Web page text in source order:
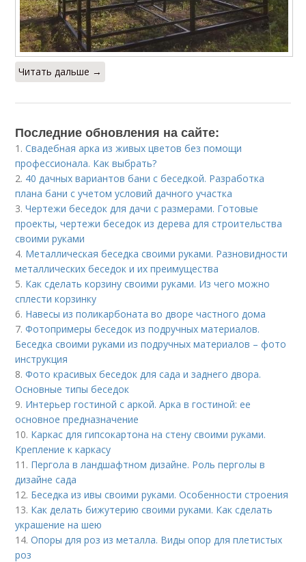
Читать дальше →
Последние обновления на сайте:
1.Свадебная арка из живых цветов без помощи
профессионала. Как выбрать?
2. 40 дачных вариантов бани с беседкой. Разработка
плана бани с учетом условий дачного участка
3.Чертежи беседок для дачи с размерами. Готовые
проекты, чертежи беседок из дерева для строительства
своими руками
4. Металлическая беседка своими руками. Разновидности
металлических беседок и их преимущества
5. Как сделать корзину своими руками. Из чего можно
сплести корзинку
6. Навесы из поликарбоната во дворе частного дома
7.Фотопримеры беседок из подручных материалов.
Беседка своими руками из подручных материалов – фото
инструкция
8.Фото красивых беседок для сада и заднего двора.
Основные типы беседок
9. Интерьер гостиной с аркой. Арка в гостиной: ее
основное предназначение
10. Каркас для гипсокартона на стену своими руками.
Крепление к каркасу
11. Пергола в ландшафтном дизайне. Роль перголы в
дизайне сада
12. Беседка из ивы своими руками. Особенности строения
13. Как делать бижутерию своими руками. Как сделать
украшение на шею
14.Опоры для роз из металла. Виды опор для плетистых
роз